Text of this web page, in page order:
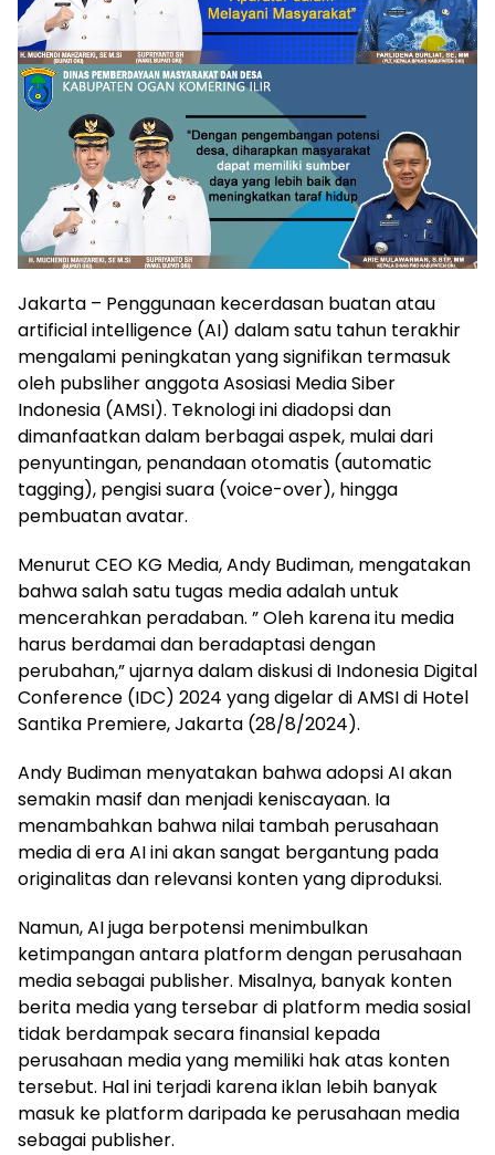
Jakarta – Penggunaan kecerdasan buatan atau
artificial intelligence (AI) dalam satu tahun terakhir
mengalami peningkatan yang signifikan termasuk
oleh pubsliher anggota Asosiasi Media Siber
Indonesia (AMSI). Teknologi ini diadopsi dan
dimanfaatkan dalam berbagai aspek, mulai dari
penyuntingan, penandaan otomatis (automatic
tagging), pengisi suara (voice-over), hingga
pembuatan avatar.
Menurut CEO KG Media, Andy Budiman, mengatakan
bahwa salah satu tugas media adalah untuk
mencerahkan peradaban. ” Oleh karena itu media
harus berdamai dan beradaptasi dengan
perubahan,” ujarnya dalam diskusi di Indonesia Digital
Conference (IDC) 2024 yang digelar di AMSI di Hotel
Santika Premiere, Jakarta (28/8/2024).
Andy Budiman menyatakan bahwa adopsi AI akan
semakin masif dan menjadi keniscayaan. Ia
menambahkan bahwa nilai tambah perusahaan
media di era AI ini akan sangat bergantung pada
originalitas dan relevansi konten yang diproduksi.
Namun, AI juga berpotensi menimbulkan
ketimpangan antara platform dengan perusahaan
media sebagai publisher. Misalnya, banyak konten
berita media yang tersebar di platform media sosial
tidak berdampak secara finansial kepada
perusahaan media yang memiliki hak atas konten
tersebut. Hal ini terjadi karena iklan lebih banyak
masuk ke platform daripada ke perusahaan media
sebagai publisher.